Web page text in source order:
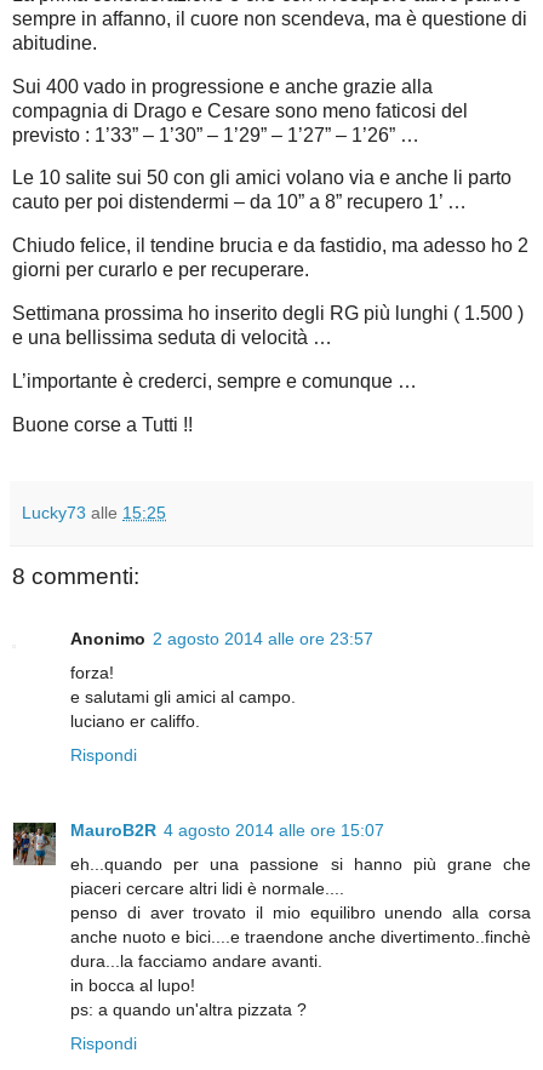
sempre in affanno, il cuore non scendeva, ma è questione di
abitudine.
Sui 400 vado in progressione e anche grazie alla
compagnia di Drago e Cesare sono meno faticosi del
previsto : 1’33” – 1’30” – 1’29” – 1’27” – 1’26” …
Le 10 salite sui 50 con gli amici volano via e anche li parto
cauto per poi distendermi – da 10” a 8” recupero 1’ …
Chiudo felice, il tendine brucia e da fastidio, ma adesso ho 2
giorni per curarlo e per recuperare.
Settimana prossima ho inserito degli RG più lunghi ( 1.500 )
e una bellissima seduta di velocità …
L’importante è crederci, sempre e comunque …
Buone corse a Tutti !!
Lucky73 alle 15:25
8 commenti:
Anonimo 2 agosto 2014 alle ore 23:57
forza!
e salutami gli amici al campo.
luciano er califfo.
Rispondi
MauroB2R 4 agosto 2014 alle ore 15:07
eh...quando per una passione si hanno più grane che
piaceri cercare altri lidi è normale....
penso di aver trovato il mio equilibro unendo alla corsa
anche nuoto e bici....e traendone anche divertimento..finchè
dura...la facciamo andare avanti.
in bocca al lupo!
ps: a quando un'altra pizzata ?
Rispondi